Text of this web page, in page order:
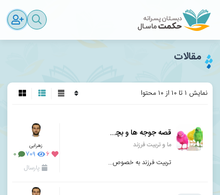
مقالات
نمایش ۱ تا ۱۰ از ۱۰ محتوا
قصه جوجه ها و بچه ها
ما و تربیت فرزند
تربیت فرزند به خصوص در دنیای امروز پیچیدگی های زیادی دارد. بدون مجهز شدن به دانش و مهارت لازم توقع ت
زهرابی
۶ ۷۰۹ ۰
پارسال